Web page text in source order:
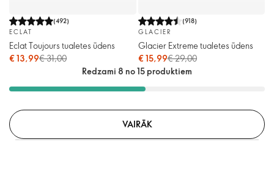
(492)
ECLAT
Eclat Toujours tualetes ūdens
€ 13,99€ 31,00
(918)
GLACIER
Glacier Extreme tualetes ūdens
€ 15,99€ 29,00
Redzami 8 no 15 produktiem
VAIRĀK